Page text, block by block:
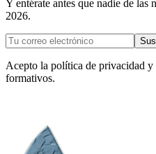
Y entérate antes que nadie de las
2026.
Acepto la política de privacidad y
formativos.